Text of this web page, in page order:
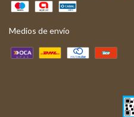
Medios de envío